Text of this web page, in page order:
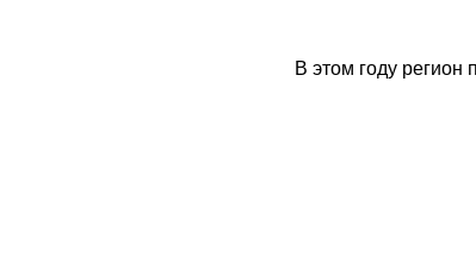
В этом году